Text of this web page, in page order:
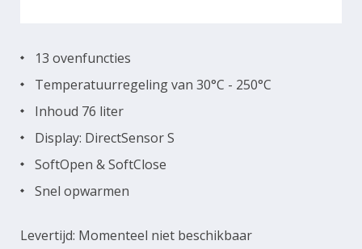
Levertijd: Momenteel niet beschikbaar
13 ovenfuncties
Temperatuurregeling van 30°C - 250°C
Inhoud 76 liter
Display: DirectSensor S
SoftOpen & SoftClose
Snel opwarmen